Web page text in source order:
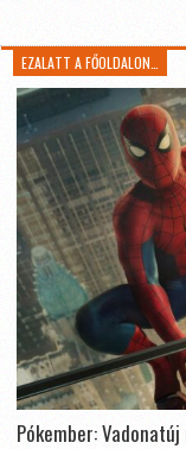
EZALATT A FŐOLDALON…
Pókember: Vadonatúj